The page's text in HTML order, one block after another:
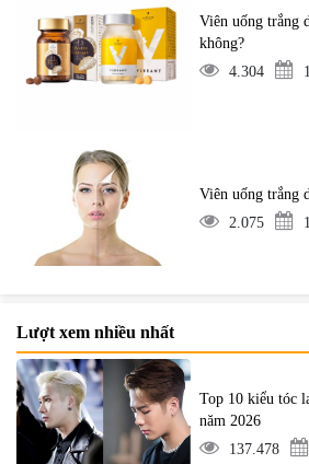
Viên uống trắng
không?
4.304
Viên uống trắng
2.075
Lượt xem nhiều nhất
Top 10 kiểu tóc
năm 2026
137.478